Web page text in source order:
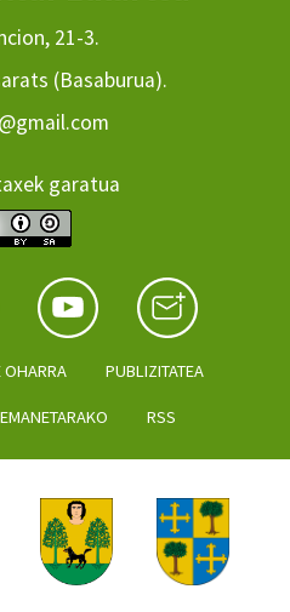
21-3.
(Basaburua).
garatua
OHARRA PUBLIZITATEA
RSS